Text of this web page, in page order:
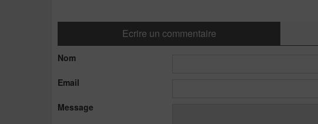
Ecrire un commentaire
Nom
Email
Message